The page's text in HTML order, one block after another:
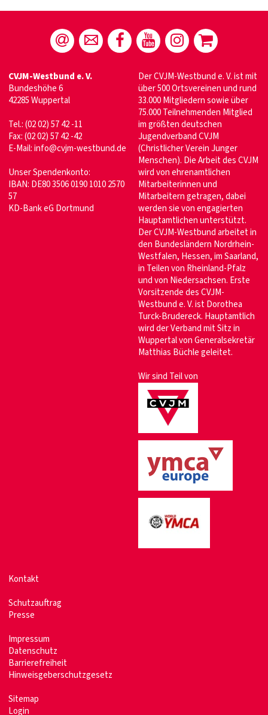
CVJM-Westbund e. V.
Bundeshöhe 6
42285 Wuppertal
Tel.: (02 02) 57 42 -11
Fax: (02 02) 57 42 -42
E-Mail:info@cvjm-westbund.de
Unser Spendenkonto:
IBAN: DE80 3506 0190 1010 2570
57
KD-Bank eG Dortmund
Der CVJM-Westbund e. V. ist mit
über 500 Ortsvereinen und rund
33.000 Mitgliedern sowie über
75.000 Teilnehmenden Mitglied
im größten deutschen
Jugendverband CVJM
(Christlicher Verein Junger
Menschen). Die Arbeit des CVJM
wird von ehrenamtlichen
Mitarbeiterinnen und
Mitarbeitern getragen, dabei
werden sie von engagierten
Hauptamtlichen unterstützt.
Der CVJM-Westbund arbeitet in
den Bundesländern Nordrhein-
Westfalen, Hessen, im Saarland,
in Teilen von Rheinland-Pfalz
und von Niedersachsen. Erste
Vorsitzende des CVJM-
Westbund e. V. ist Dorothea
Turck-Brudereck. Hauptamtlich
wird der Verband mit Sitz in
Wuppertal von Generalsekretär
Matthias Büchle geleitet.
Wir sind Teil von
Kontakt
Schutzauftrag
Presse
Impressum
Datenschutz
Barrierefreiheit
Hinweisgeberschutzgesetz
Sitemap
Login